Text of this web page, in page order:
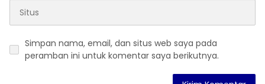
Simpan nama, email, dan situs web saya pada
peramban ini untuk komentar saya berikutnya.